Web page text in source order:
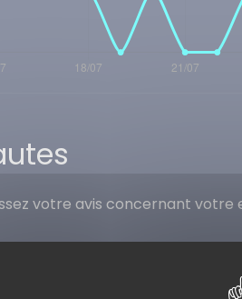
votre avis concernant